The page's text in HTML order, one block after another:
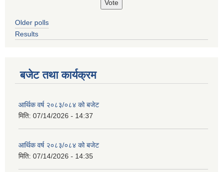
Older polls
Results
बजेट तथा कार्यक्रम
आर्थिक वर्ष २०८३/०८४ को बजेट
मिति: 07/14/2026 - 14:37
आर्थिक वर्ष २०८३/०८४ को बजेट
मिति: 07/14/2026 - 14:35